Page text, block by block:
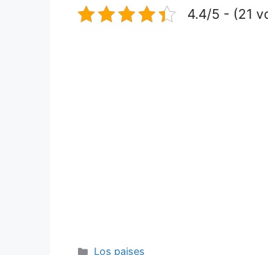
4.4/5 - (21
Categorías
Los paises